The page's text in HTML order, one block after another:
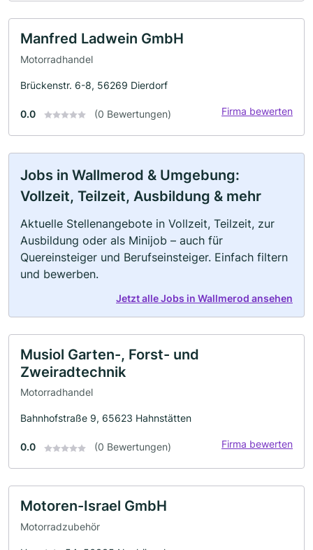
Manfred Ladwein GmbH
Motorradhandel
Brückenstr. 6-8, 56269 Dierdorf
0.0 (0 Bewertungen) Firma bewerten
Jobs in Wallmerod & Umgebung:
Vollzeit, Teilzeit, Ausbildung & mehr
Aktuelle Stellenangebote in Vollzeit, Teilzeit, zur
Ausbildung oder als Minijob – auch für
Quereinsteiger und Berufseinsteiger. Einfach filtern
und bewerben.
Jetzt alle Jobs in Wallmerod ansehen
Musiol Garten-, Forst- und
Zweiradtechnik
Motorradhandel
Bahnhofstraße 9, 65623 Hahnstätten
0.0 (0 Bewertungen) Firma bewerten
Motoren-Israel GmbH
Motorradzubehör